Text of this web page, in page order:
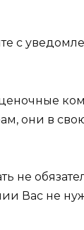
с
они в
не
Вас не